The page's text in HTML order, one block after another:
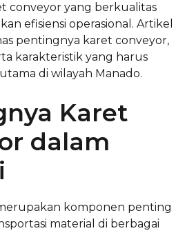
conveyor yang berkualitas
efisiensi operasional. Artikel
pentingnya karet conveyor,
karakteristik yang harus
di wilayah Manado.
Karet
dalam
komponen penting
material di berbagai